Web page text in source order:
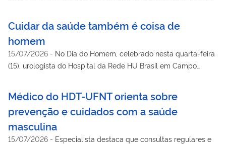
Cuidar da saúde também é coisa de
homem
15/07/2026 - No Dia do Homem, celebrado nesta quarta-feira
(15), urologista do Hospital da Rede HU Brasil em Campo
Médico do HDT-UFNT orienta sobre
prevenção e cuidados com a saúde
masculina
15/07/2026 - Especialista destaca que consultas regulares e